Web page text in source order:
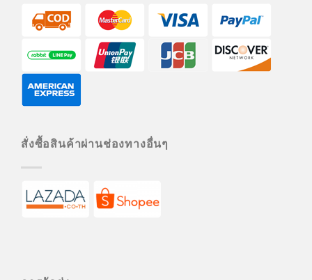
สั่งซื้อสินค้าผ่านช่องทางอื่นๆ